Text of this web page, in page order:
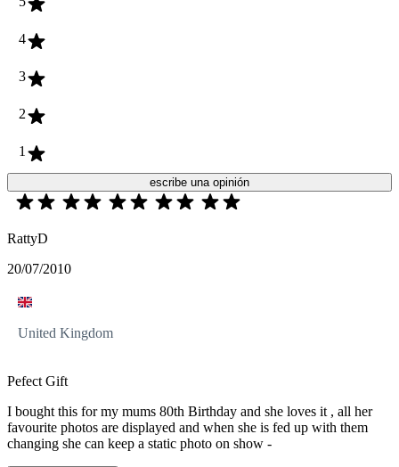
4
3
2
1
escribe una opinión
RattyD
20/07/2010
United Kingdom
Pefect Gift
I bought this for my mums 80th Birthday and she loves it , all her
favourite photos are displayed and when she is fed up with them
changing she can keep a static photo on show -